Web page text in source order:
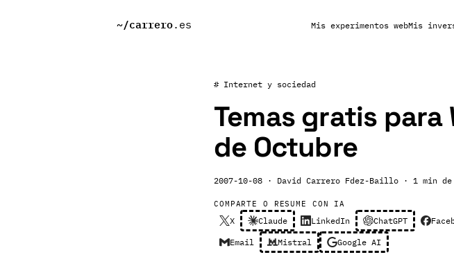
~/carrero.es Mis experimentos webMis
# Internet y sociedad
Temas gratis para
de Octubre
2007-10-08 · David Carrero Fdez-Baillo · 1 min
COMPARTE O RESUME CON IA
X Claude LinkedIn ChatGPT
Email Mistral Google AI